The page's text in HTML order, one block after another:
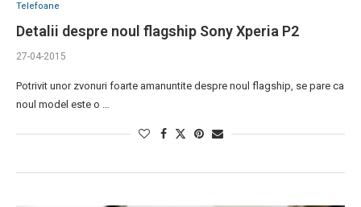
Telefoane
Detalii despre noul flagship Sony Xperia P2
27-04-2015
Potrivit unor zvonuri foarte amanuntite despre noul flagship, se pare ca
noul model este o …